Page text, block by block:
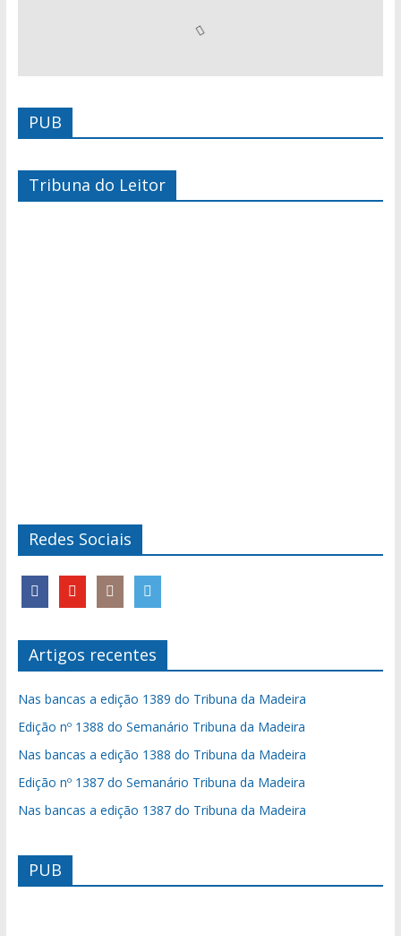
PUB
Tribuna do Leitor
Redes Sociais
Artigos recentes
Nas bancas a edição 1389 do Tribuna da Madeira
Edição nº 1388 do Semanário Tribuna da Madeira
Nas bancas a edição 1388 do Tribuna da Madeira
Edição nº 1387 do Semanário Tribuna da Madeira
Nas bancas a edição 1387 do Tribuna da Madeira
PUB